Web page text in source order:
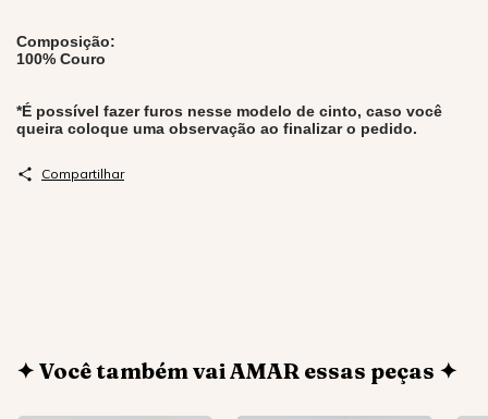
Composição:
100% Couro
*É possível fazer furos nesse modelo de cinto, caso você
queira coloque uma observação ao finalizar o pedido.
Compartilhar
✦ Você também vai AMAR essas peças ✦